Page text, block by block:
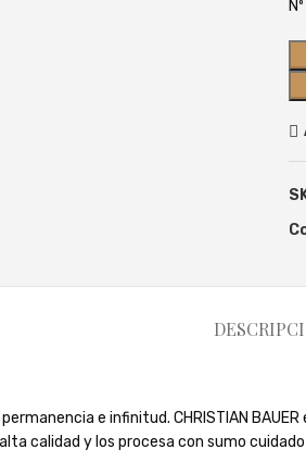
e infinitud. CHRISTIAN
alta calidad y los procesa con sumo